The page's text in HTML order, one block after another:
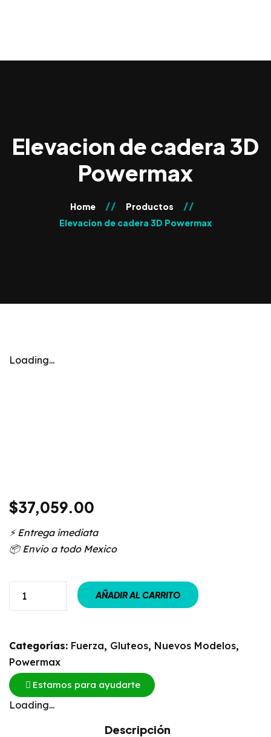
Elevacion de cadera 3D
Powermax
Home
Productos
Elevacion de cadera 3D Powermax
Loading...
$37,059.00
⚡️ Entrega imediata
📦 Envio a todo Mexico
AÑADIR AL CARRITO
Categorías: Fuerza, Gluteos, Nuevos Modelos,
Powermax
Estamos para ayudarte
Loading...
Descripción